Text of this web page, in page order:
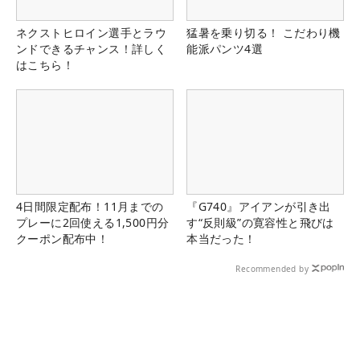
ネクストヒロイン選手とラウ
ンドできるチャンス！詳しく
はこちら！
猛暑を乗り切る！ こだわり機
能派パンツ4選
4日間限定配布！11月までの
プレーに2回使える1,500円分
クーポン配布中！
『G740』アイアンが引き出
す“反則級”の寛容性と飛びは
本当だった！
Recommended by